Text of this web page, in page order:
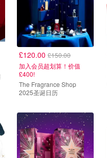
£120.00 £150.00
加入会员超划算！价值
£400!
The Fragrance Shop
2025圣诞日历
热门